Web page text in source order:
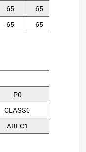
65 65
65 65
P0
CLASS0
ABEC1